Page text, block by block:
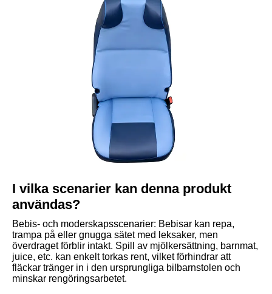
I vilka scenarier kan denna produkt
användas?
Bebis- och moderskapsscenarier: Bebisar kan repa,
trampa på eller gnugga sätet med leksaker, men
överdraget förblir intakt. Spill av mjölkersättning, barnmat,
juice, etc. kan enkelt torkas rent, vilket förhindrar att
fläckar tränger in i den ursprungliga bilbarnstolen och
minskar rengöringsarbetet.